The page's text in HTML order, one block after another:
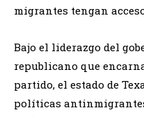
migrantes tengan
Bajo el liderazgo del
republicano que
partido, el estado de
políticas